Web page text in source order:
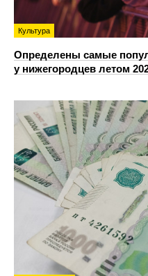
Культура
Определены самые
у нижегородцев летом